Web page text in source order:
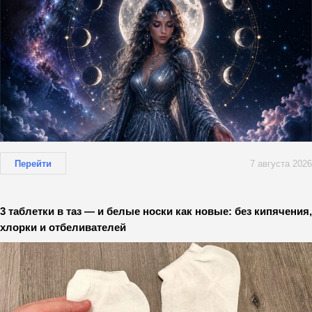
Перейти 7 августа 2026
3 таблетки в таз — и белые носки как новые: без кипячения,
хлорки и отбеливателей